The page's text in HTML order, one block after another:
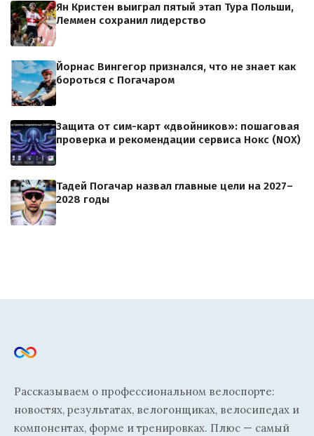
Ян Кристен выиграл пятый этап Тура Польши,
Леммен сохранил лидерство
Йорнас Вингегор признался, что не знает как
бороться с Погачаром
Защита от сим-карт «двойников»: пошаговая
проверка и рекомендации сервиса Нокс (NOX)
Тадей Погачар назвал главные цели на 2027–
2028 годы
Рассказываем о профессиональном велоспорте:
новостях, результатах, велогонщиках, велосипедах и
компонентах, форме и тренировках. Плюс — самый